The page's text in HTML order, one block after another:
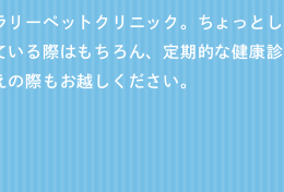
ーペットクリニック。ちょっとし
る際はもちろん、定期的な健康診
際もお越しください。